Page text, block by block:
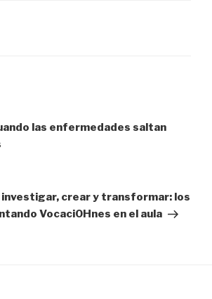
las enfermedades saltan
investigar, crear y transformar: los
VocaciOHnes en el aula